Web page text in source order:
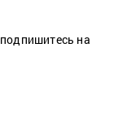
на